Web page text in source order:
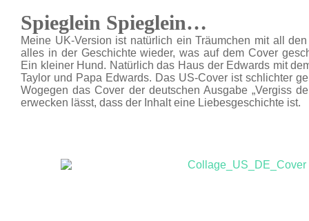
Spieglein Spieglein…
Meine UK-Version ist natürlich ein Träumchen mit all
alles in der Geschichte wieder, was auf dem Cover
Ein kleiner Hund. Natürlich das Haus der Edwards mit
Taylor und Papa Edwards. Das US-Cover ist schlichter
Wogegen das Cover der deutschen Ausgabe „Vergiss
erwecken lässt, dass der Inhalt eine Liebesgeschichte ist.